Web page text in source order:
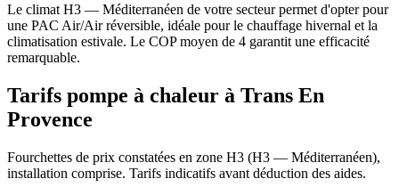
Le climat H3 — Méditerranéen de votre secteur permet d'opter pour
une PAC Air/Air réversible, idéale pour le chauffage hivernal et la
climatisation estivale. Le COP moyen de 4 garantit une efficacité
remarquable.
Tarifs pompe à chaleur à Trans En
Provence
Fourchettes de prix constatées en zone H3 (H3 — Méditerranéen),
installation comprise. Tarifs indicatifs avant déduction des aides.